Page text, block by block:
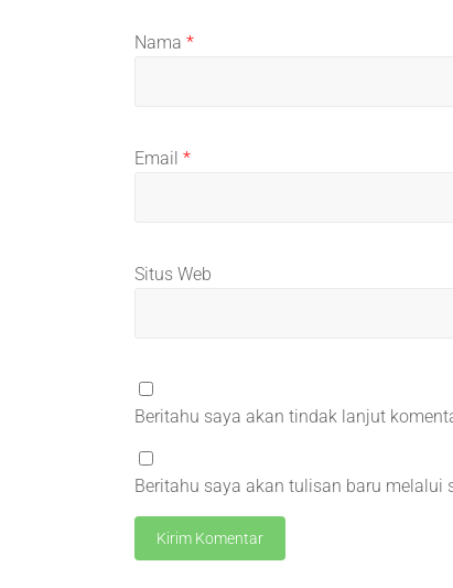
Nama *
Email *
Situs Web
Beritahu saya akan tindak lanjut
Beritahu saya akan tulisan baru melalui